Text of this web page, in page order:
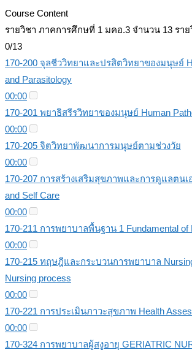
Course Content
รายวิชา ภาคการศึกษที่ 1 มคอ.3 จำนวน 13 ราย
0/13
170-200 จุลชีววิทยาและปรสิตวิทยาของมนุษย์
and Parasitology
00:00
170-201 พยาธิสรีรวิทยาของมนุษย์ Human
00:00
170-205 จิตวิทยาพัฒนาการมนุษย์ตามช่วงวัย
00:00
170-207 การสร้างเสริมสุขภาพและการดูแลตนเ
and Self Care
00:00
170-211 การพยาบาลพื้นฐาน 1 Fundamental of
00:00
170-215 ทฤษฎีและกระบวนการพยาบาล
Nursing process
00:00
170-221 การประเมินภาวะสุขภาพ Health
00:00
170-324 การพยาบาลผู้สงูอายุ GERIATRIC